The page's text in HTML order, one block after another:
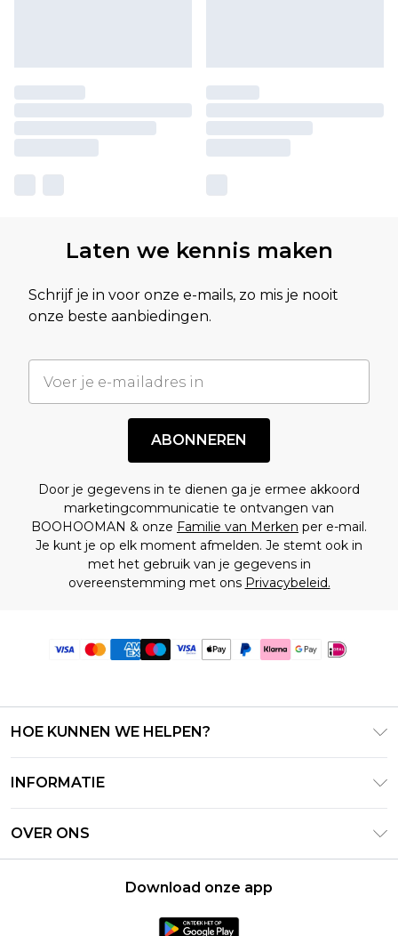
Laten we kennis maken
Schrijf je in voor onze e-mails, zo mis je nooit
onze beste aanbiedingen.
ABONNEREN
Door je gegevens in te dienen ga je ermee akkoord
marketingcommunicatie te ontvangen van
BOOHOOMAN & onze Familie van Merken per e-mail.
Je kunt je op elk moment afmelden. Je stemt ook in
met het gebruik van je gegevens in
overeenstemming met ons Privacybeleid.
HOE KUNNEN WE HELPEN?
Retourneer uw bestelling
Bezorginformatie
Retourbeleid – Bijgewerkt mei 2026
INFORMATIE
OVER ONS
Verklaring over moderne slavernij
Download onze app